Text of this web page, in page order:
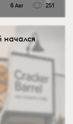
6 Авг 251
начался